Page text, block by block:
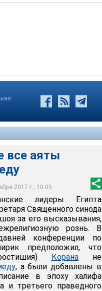
все аяты
2017 г., 10:05
Пророку
лидеры Египта
Священного синода
за его высказывания,
рознь. В
конференции по
предположил, что
Коранане
, а были добавлены в
в эпоху халифа
и третьего праведного